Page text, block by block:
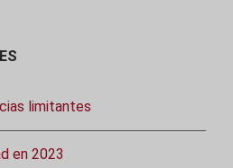
limitantes
en 2023